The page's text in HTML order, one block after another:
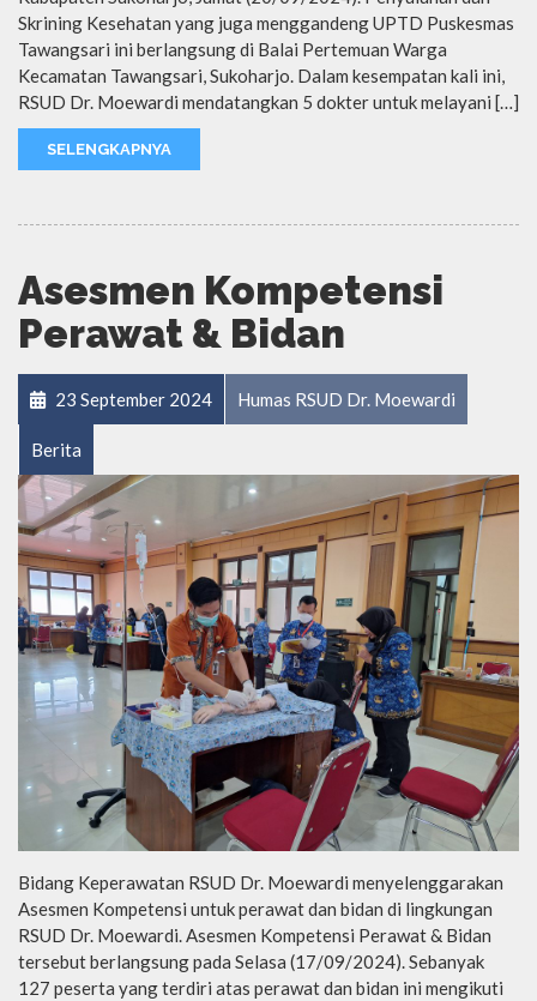
Skrining Kesehatan yang juga menggandeng UPTD Puskesmas
Tawangsari ini berlangsung di Balai Pertemuan Warga
Kecamatan Tawangsari, Sukoharjo. Dalam kesempatan kali ini,
RSUD Dr. Moewardi mendatangkan 5 dokter untuk melayani […]
SELENGKAPNYA
Asesmen Kompetensi
Perawat & Bidan
23 September 2024 Humas RSUD Dr. Moewardi
Berita
Bidang Keperawatan RSUD Dr. Moewardi menyelenggarakan
Asesmen Kompetensi untuk perawat dan bidan di lingkungan
RSUD Dr. Moewardi. Asesmen Kompetensi Perawat & Bidan
tersebut berlangsung pada Selasa (17/09/2024). Sebanyak
127 peserta yang terdiri atas perawat dan bidan ini mengikuti